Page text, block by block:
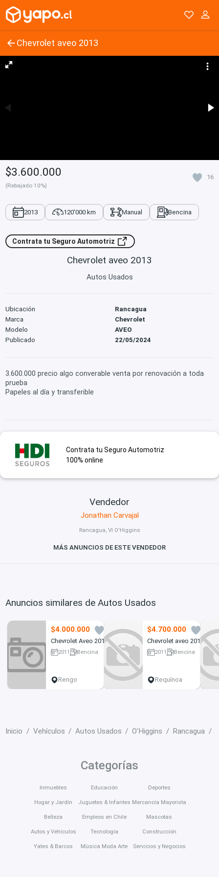
Chevrolet aveo 2013
$3.600.000
(Rebajado 10%)
16
2013 120'000 km Manual Bencina
Contrata tu Seguro Automotriz
Chevrolet aveo 2013
Autos Usados
Ubicación
Rancagua
Marca
Chevrolet
Modelo
AVEO
Publicado
22/05/2024
3.600.000 precio algo converable venta por renovación a toda
prueba
Papeles al día y transferible
Contrata tu Seguro Automotriz
100% online
Vendedor
Jonathan Carvajal
Rancagua, VI O'Higgins
MÁS ANUNCIOS DE ESTE VENDEDOR
Anuncios similares de Autos Usados
$4.000.000
Chevrolet Aveo 2011
2011
Bencina
Rengo
$4.700.000
Chevrolet aveo 2011
2011
Bencina
Requínoa
Inicio Vehículos Autos Usados O'Higgins Rancagua
Categorías
Inmuebles
Hogar y Jardín
Belleza
Autos y Vehículos
Yates & Barcos
Educación
Juguetes & Infantes
Empleos en Chile
Tecnología
Música Moda Arte
Deportes
Mercancía Mayorista
Mascotas
Construcción
Servicios y Negocios